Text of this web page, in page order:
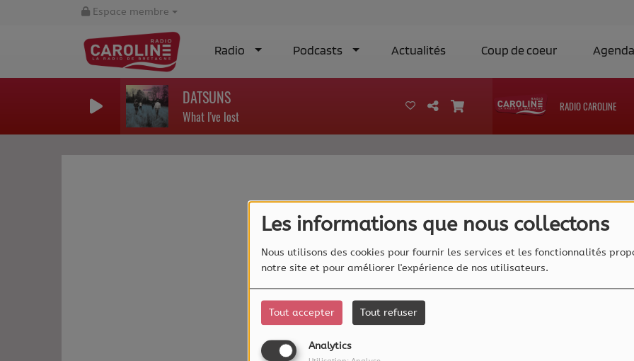
Les informations que nous collectons
Nous utilisons des cookies pour fournir les services et les fonctionnalités
notre site et pour améliorer l'expérience de nos utilisateurs.
Tout accepter Tout refuser
Analytics
Espace membre
Radio Podcasts Actualités Coup de coeur Agenda
DATSUNS
What I've lost
RADIO CAROLINE